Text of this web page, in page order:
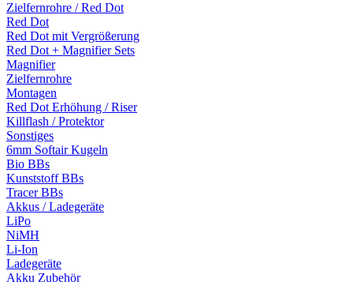
Zielfernrohre / Red Dot
Red Dot
Red Dot mit Vergrößerung
Red Dot + Magnifier Sets
Magnifier
Zielfernrohre
Montagen
Red Dot Erhöhung / Riser
Killflash / Protektor
Sonstiges
6mm Softair Kugeln
Bio BBs
Kunststoff BBs
Tracer BBs
Akkus / Ladegeräte
LiPo
NiMH
Li-Ion
Ladegeräte
Akku Zubehör